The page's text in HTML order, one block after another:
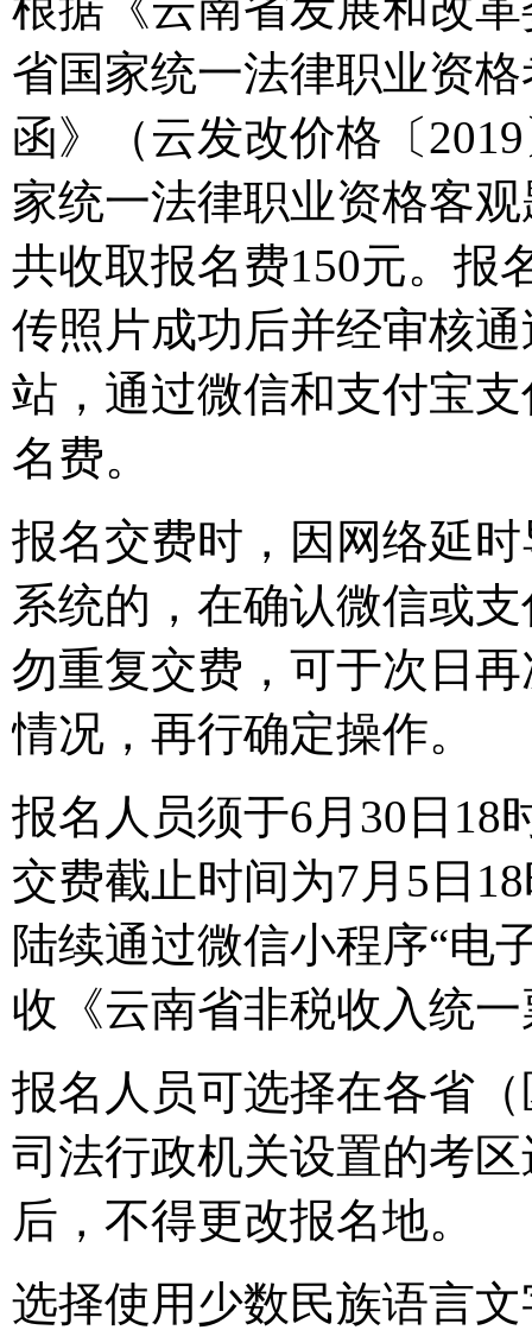
省国家统一法律职业资
函》（云发改价格〔
家统一法律职业资格客
共收取报名费150元。报
传照片成功后并经审核
站，通过微信和支付宝
名费。
报名交费时，因网络延
系统的，在确认微信或
勿重复交费，可于次日
情况，再行确定操作。
报名人员须于6月30日18
交费截止时间为7月5日
陆续通过微信小程序“电
收《云南省非税收入统
报名人员可选择在各省
司法行政机关设置的考
后，不得更改报名地。
选择使用少数民族语言